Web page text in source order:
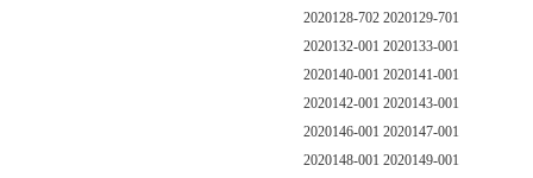
2020128-702 2020129-701
2020132-001 2020133-001
2020140-001 2020141-001
2020142-001 2020143-001
2020146-001 2020147-001
2020148-001 2020149-001